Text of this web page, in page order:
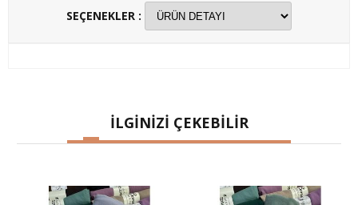
SEÇENEKLER :
İLGİNİZİ ÇEKEBİLİR